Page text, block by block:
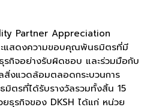
Partner Appreciation
แสดงความขอบคุณพันธมิตรที่มี
รกิจอย่างรับผิดชอบ และร่วมมือกับ
สิ่งแวดล้อมตลอดกระบวนการ
มิตรที่ได้รับรางวัลรวมทั้งสิ้น 15
รกิจของ DKSH ได้แก่ หน่วย